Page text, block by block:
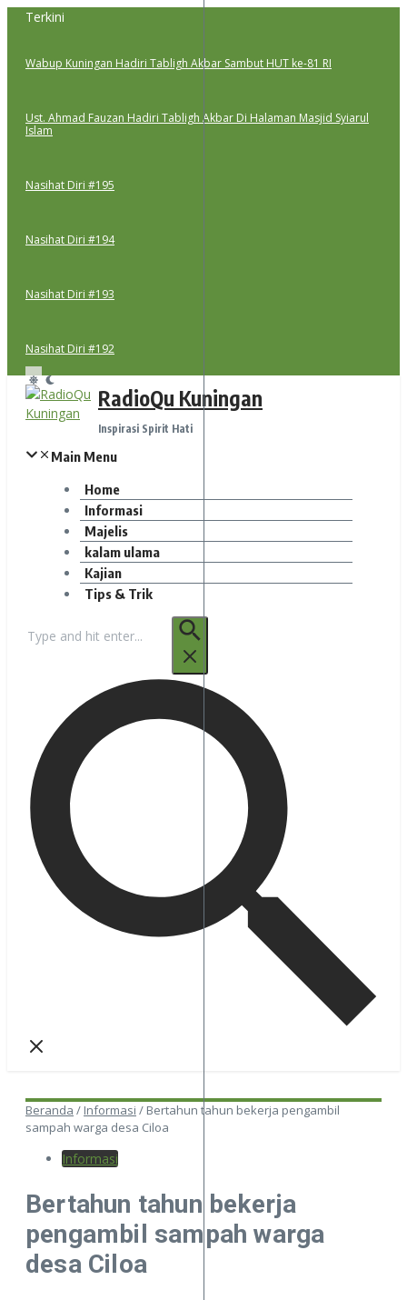
Lewati
konten
Terkini
Wabup Kuningan Hadiri Tabligh Akbar Sambut HUT ke-81 RI
Ust. Ahmad Fauzan Hadiri Tabligh Akbar Di Halaman Masjid Syiarul
Islam
Nasihat Diri #195
Nasihat Diri #194
Nasihat Diri #193
Nasihat Diri #192
RadioQu Kuningan
Inspirasi Spirit Hati
Main Menu
Home
Informasi
Majelis
kalam ulama
Kajian
Tips & Trik
untuk:
Beranda / Informasi / Bertahun tahun bekerja pengambil
sampah warga desa Ciloa
Informasi
Bertahun tahun bekerja
pengambil sampah warga
desa Ciloa